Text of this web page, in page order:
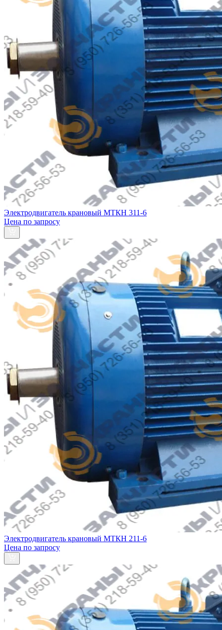
Электродвигатель крановый МТКH 311-6
Цена по запросу
Электродвигатель крановый МТКH 211-6
Цена по запросу